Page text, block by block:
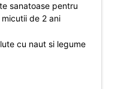
sanatoase pentru
micutii de 2 ani
cu naut si legume